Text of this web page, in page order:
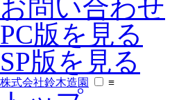
お問い合わせ
PC版を見る
SP版を見る
株式会社鈴木造園 ≡